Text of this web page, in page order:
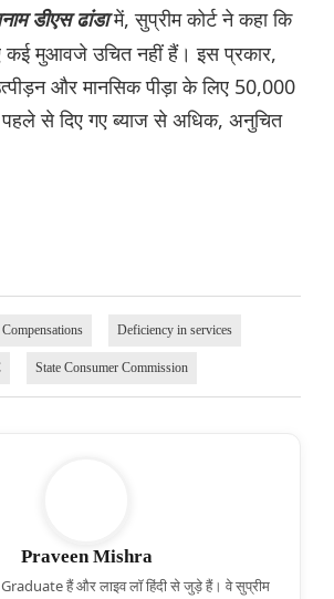
डीएस ढांडामें, सुप्रीम कोर्ट ने कहा कि
कई मुआवजे उचित नहीं हैं। इस प्रकार,
और मानसिक पीड़ा के लिए 50,000
से दिए गए ब्याज से अधिक, अनुचित
Deficiency in services
State Consumer Commission
Praveen Mishra
Graduate हैं और लाइव लॉ हिंदी से जुड़े हैं। वे सुप्रीम